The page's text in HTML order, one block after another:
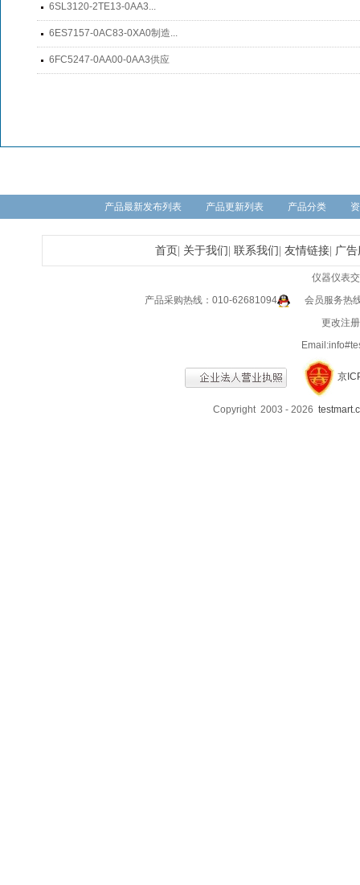
6SL3120-2TE13-0AA3...
6ES7157-0AC83-0XA0制造...
6FC5247-0AA00-0AA3供应
产品最新发布列表 产品更新列表 产品分类
首页 关于我们 联系我们 友情链接| 广告
仪器仪表
产品采购热线：010-62681094
会员服务热
更改注
京
Copyright 2003 - 2026